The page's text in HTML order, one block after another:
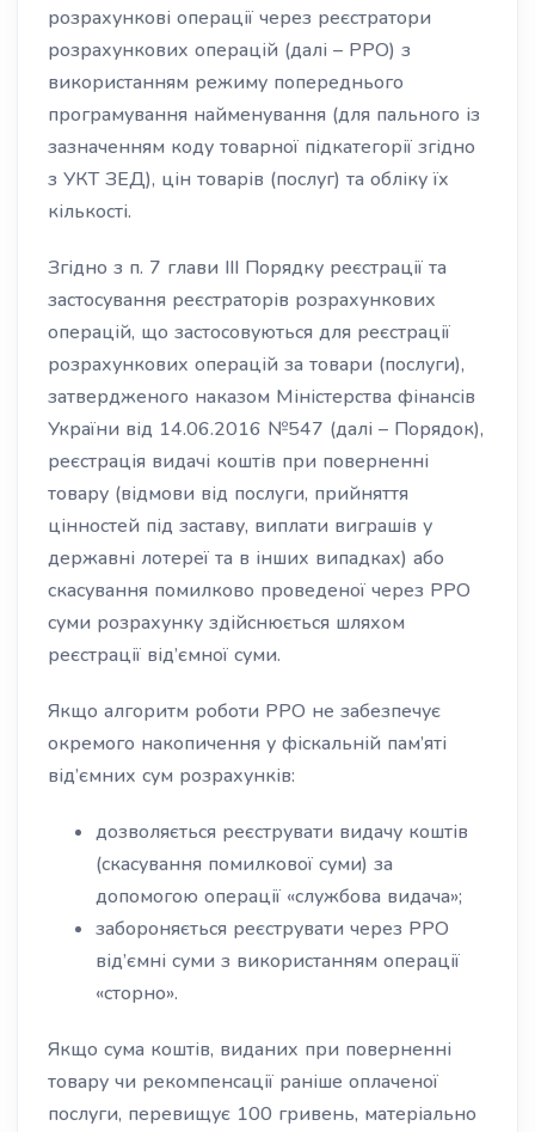
розрахункові операції через реєстратори
розрахункових операцій (далі – РРО) з
використанням режиму попереднього
програмування найменування (для пального із
зазначенням коду товарної підкатегорії згідно
з УКТ ЗЕД), цін товарів (послуг) та обліку їх
кількості.
Згідно з п. 7 глави III Порядку реєстрації та
застосування реєстраторів розрахункових
операцій, що застосовуються для реєстрації
розрахункових операцій за товари (послуги),
затвердженого наказом Міністерства фінансів
України від 14.06.2016 №547 (далі – Порядок),
реєстрація видачі коштів при поверненні
товару (відмови від послуги, прийняття
цінностей під заставу, виплати виграшів у
державні лотереї та в інших випадках) або
скасування помилково проведеної через РРО
суми розрахунку здійснюється шляхом
реєстрації від’ємної суми.
Якщо алгоритм роботи РРО не забезпечує
окремого накопичення у фіскальній пам’яті
від’ємних сум розрахунків:
дозволяється реєструвати видачу коштів
(скасування помилкової суми) за
допомогою операції «службова видача»;
забороняється реєструвати через РРО
від’ємні суми з використанням операції
«сторно».
Якщо сума коштів, виданих при поверненні
товару чи рекомпенсації раніше оплаченої
послуги, перевищує 100 гривень, матеріально